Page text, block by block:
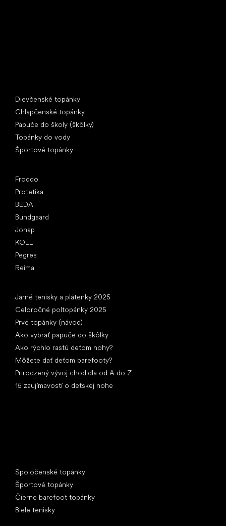
Dievčenské topánky
Chlapčenské topánky
Papuče do školy (škôlky)
Topánky do vody
Športové topánky
Froddo
Protetika
BEDA
Bundgaard
Jonap
KOEL
Pegres
Reima
Jarné tenisky a plátenky 2025
Celoročné poltopánky 2025
Prvé topánky (návod)
Ako vybrať papuče do škôlky
Ako rýchlo rastú deťom nohy?
Môžete dať deťom barefooty?
Prirodzený vývoj chodidla od A do Z
15 zaujímavostí o detskej nohe
Spoločenské topánky
Športové topánky
Čierne barefoot topánky
Biele tenisky